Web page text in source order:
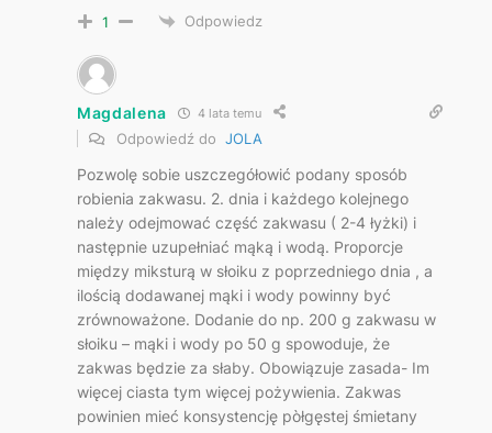
1 Odpowiedz
Magdalena 4 lata temu
Odpowiedź do JOLA
Pozwolę sobie uszczegółowić podany sposób
robienia zakwasu. 2. dnia i każdego kolejnego
należy odejmować część zakwasu ( 2-4 łyżki) i
następnie uzupełniać mąką i wodą. Proporcje
między miksturą w słoiku z poprzedniego dnia , a
ilością dodawanej mąki i wody powinny być
zrównoważone. Dodanie do np. 200 g zakwasu w
słoiku – mąki i wody po 50 g spowoduje, że
zakwas będzie za słaby. Obowiązuje zasada- Im
więcej ciasta tym więcej pożywienia. Zakwas
powinien mieć konsystencję pòłgęstej śmietany